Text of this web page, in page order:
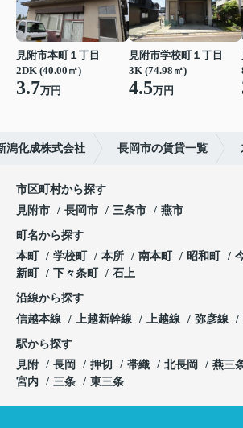
見附市本町１丁目
2DK (40.00㎡)
3.7万円
見附市学校町１丁目
3K (74.98㎡)
4.5万円
潟化成株式会社 長岡市の賃貸一覧
市区町村から探す
見附市
長岡市 三条市 燕市
町名から探す
本町
学校町 本所 南本町 昭和町
新町
下々条町 石上
沿線から探す
信越本線
上越新幹線 上越線 弥彦線
駅から探す
見附
長岡 押切 帯織 北長岡 燕三
宮内
三条 東三条